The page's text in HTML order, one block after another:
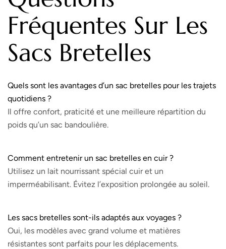
Fréquentes Sur Les
Sacs Bretelles
Quels sont les avantages d’un sac bretelles pour les trajets
quotidiens ?
Il offre confort, praticité et une meilleure répartition du
poids qu’un sac bandoulière.
Comment entretenir un sac bretelles en cuir ?
Utilisez un lait nourrissant spécial cuir et un
imperméabilisant. Évitez l’exposition prolongée au soleil.
Les sacs bretelles sont-ils adaptés aux voyages ?
Oui, les modèles avec grand volume et matières
résistantes sont parfaits pour les déplacements.